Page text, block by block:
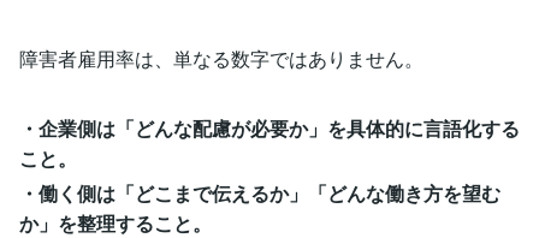
障害者雇用率は、単なる数字ではありません。
・企業側は「どんな配慮が必要か」を具体的に言語化する
こと。
・働く側は「どこまで伝えるか」「どんな働き方を望む
か」を整理すること。